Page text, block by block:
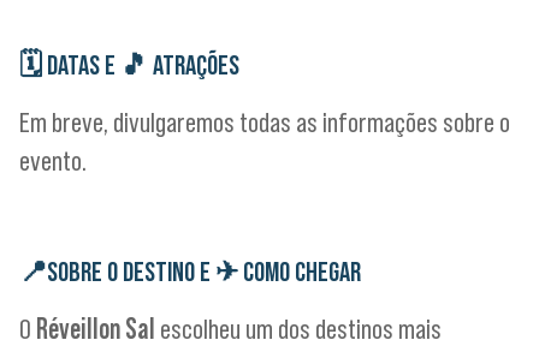
🗓 DATAS E 🎵 ATRAÇÕES
Em breve, divulgaremos todas as informações sobre o
evento.
📍SOBRE O DESTINO E ✈COMO CHEGAR
O Réveillon Sal escolheu um dos destinos mais